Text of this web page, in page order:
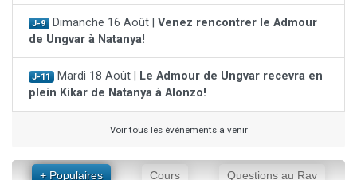
J-9 Dimanche 16 Août | Venez rencontrer le Admour
de Ungvar à Natanya!
J-11 Mardi 18 Août |
Le Admour de Ungvar recevra en
plein Kikar de Natanya à Alonzo!
Voir tous les événements à venir
+ Populaires Cours Questions au Rav